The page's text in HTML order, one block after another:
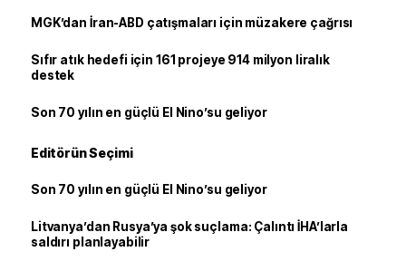
MGK’dan İran-ABD çatışmaları için müzakere çağrısı
Sıfır atık hedefi için 161 projeye 914 milyon liralık
destek
Son 70 yılın en güçlü El Nino’su geliyor
Editörün Seçimi
Son 70 yılın en güçlü El Nino’su geliyor
Litvanya’dan Rusya’ya şok suçlama: Çalıntı İHA’larla
saldırı planlayabilir